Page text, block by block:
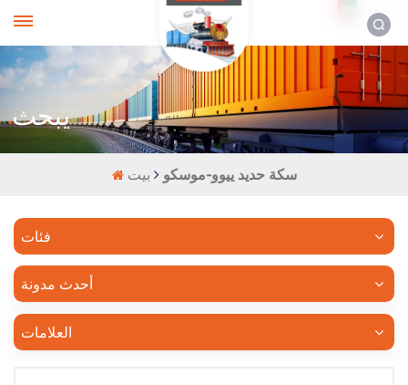
يبحث
سكة حديد ييوو-موسكو
فئات
أحدث مدونة
العلامات